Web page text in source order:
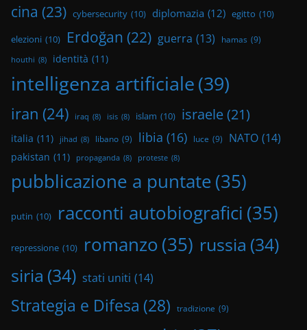
cina (23) cybersecurity (10) diplomazia (12) egitto (10)
elezioni (10) Erdoğan (22) guerra (13) hamas (9)
houthi (8) identità (11)
intelligenza artificiale(39)
iran (24) iraq (8) isis (8) islam (10) israele(21)
italia (11) jihad (8) libano (9) libia (16) luce (9) NATO (14)
pakistan (11) propaganda (8) proteste (8)
pubblicazione a puntate(35)
putin (10) racconti autobiografici (35)
repressione (10) romanzo(35) russia (34)
siria (34) stati uniti (14)
Strategia e Difesa (28) tradizione (9)